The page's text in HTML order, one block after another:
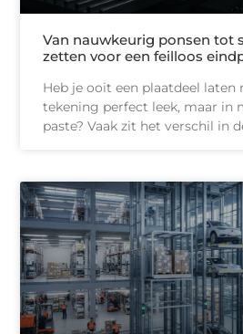
Van nauwkeurig ponsen tot
zetten voor een feilloos
Heb je ooit een plaatdeel laten
tekening perfect leek, maar in
paste? Vaak zit het verschil in